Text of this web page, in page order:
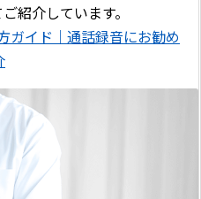
紹介しています。
ガイド｜通話録音にお勧め